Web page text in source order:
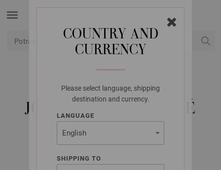
COUNTRY AND
CURRENCY
Please select language, shipping
destination and currency.
LANGUAGE
SHIPPING TO
LANA GROSSA
JOLIE UNI & DÉGRADÉ